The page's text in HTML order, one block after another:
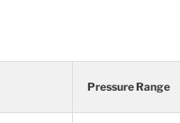
Pressure Range